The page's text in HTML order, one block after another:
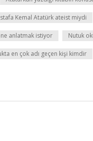
Kemal Atatürk ateist miydi
anlatmak istiyor Nutuk
en çok adı geçen kişi kimdir